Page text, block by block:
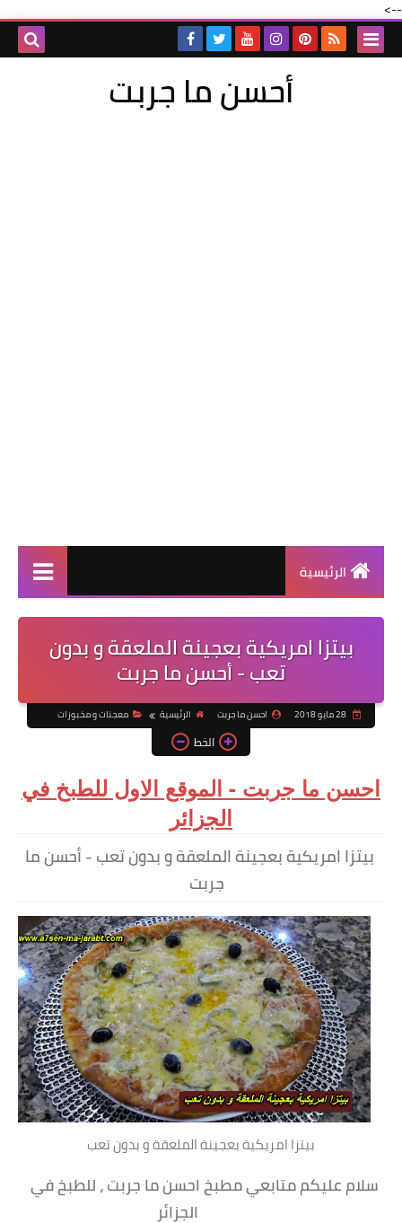
-->
أحسن ما جربت
الرئيسية
بيتزا امريكية بعجينة الملعقة و بدون
تعب - أحسن ما جربت
28 مايو 2018 احسن ما جربت الرئيسية معجنات و مخبوزات
الخط
احسن ما جربت - الموقع الاول للطبخ في
الجزائر
بيتزا امريكية بعجينة الملعقة و بدون تعب - أحسن ما
جربت
بيتزا امريكية بعجينة الملعقة و بدون تعب